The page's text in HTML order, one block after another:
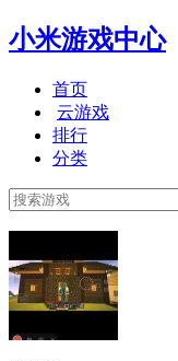
小米游戏中心
首页
云游戏
排行
分类